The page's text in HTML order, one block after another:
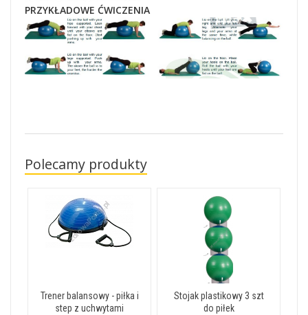
PRZYKŁADOWE ĆWICZENIA
Polecamy produkty
Trener balansowy - piłka i
step z uchwytami
Stojak plastikowy 3 szt
do piłek